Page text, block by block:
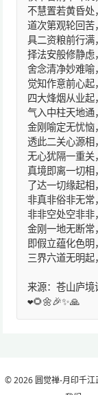
不慧置若黄昏处
道次第观轮回苦
具二资粮前行满
择法安般修静虑
舍念清净妙难喻
觉知作意前心起
四大烽烟从业起
气入中柱天地通
金刚喻定无忧恼
透此二关心源相
无心犹隔一重关
真境即离一切相
了达一切缘起相
非真非俗非无常
非非空处空非非
金刚一地无断常
即假立蕴化色明
三界六道无明起
来源：苍山庐境
❤️🌻🌼🎉✨🙏
© 2026 圆觉禅-月印千江